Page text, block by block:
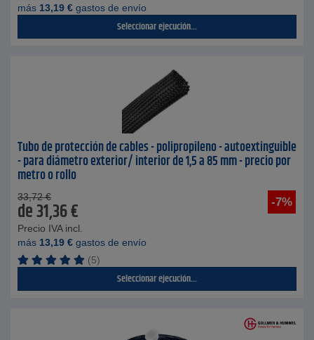
más 13,19 € gastos de envío
Seleccionar ejecución...
Tubo de protección de cables - polipropileno - autoextinguible
- para diámetro exterior/ interior de 1,5 a 85 mm - precio por
metro o rollo
-7%
33,72 €
de31,36€
Precio IVA incl.
más 13,19 € gastos de envío
(5)
Seleccionar ejecución...